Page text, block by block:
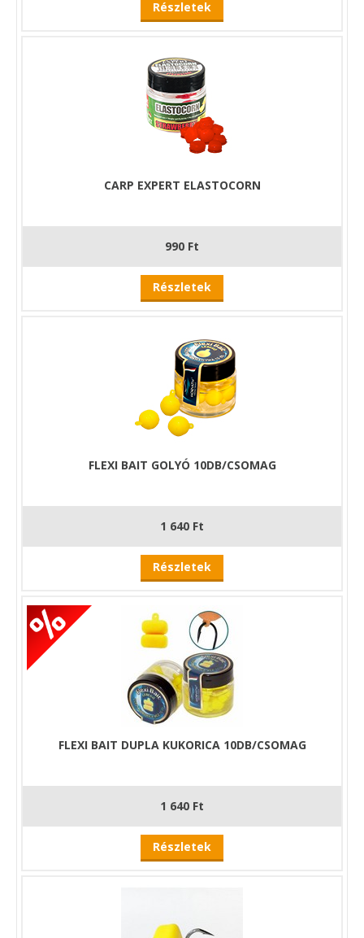
Részletek
CARP EXPERT ELASTOCORN
990 Ft
Részletek
FLEXI BAIT GOLYÓ 10DB/CSOMAG
1 640 Ft
Részletek
FLEXI BAIT DUPLA KUKORICA 10DB/CSOMAG
1 640 Ft
Részletek